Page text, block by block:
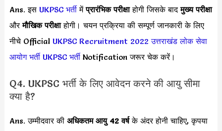
Ans. इस UKPSC भर्तीमेंप्रारंभिक परीक्षाहोगी जिसके बादमुख्य परीक्षा
औरमौखिक परीक्षाहोगी। चयन प्रक्रिया की सम्पूर्ण जानकारी के लिए
नीचे Official UKPSC Recruitment 2022 उत्तराखंड लोक सेवा
आयोग भर्ती UKPSC भर्तीNotification जरूर चेक करें।
Q4. UKPSC भर्ती के लिए आवेदन करने की आयु सीमा
क्या है?
Ans. उम्मीदवार की अधिकतम आयु 42 वर्षके अंदर होनी चाहिए, कृपया